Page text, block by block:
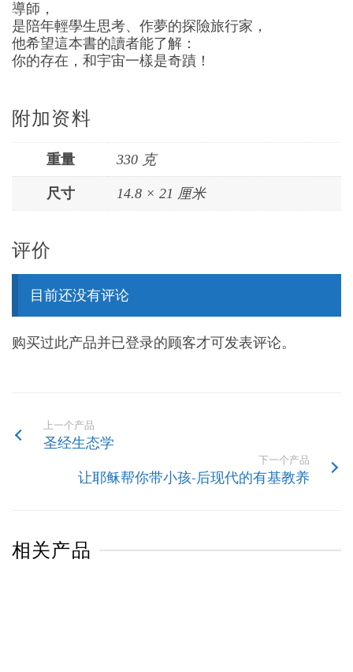
導師，
是陪年輕學生思考、作夢的探險旅行家，
他希望這本書的讀者能了解：
你的存在，和宇宙一樣是奇蹟！
附加资料
重量 330 克
尺寸 14.8 × 21 厘米
评价
目前还没有评论
购买过此产品并已登录的顾客才可发表评论。
上一个产品
圣经生态学
下一个产品
让耶稣帮你带小孩-后现代的有基教养
相关产品